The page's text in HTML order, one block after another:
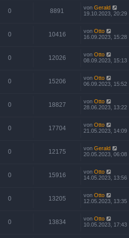
0 8891 von Gerald
19.10.2023, 20:29
0 10416 von Otto
16.09.2023, 15:28
0 12026 von Otto
08.09.2023, 15:13
0 15206 von Otto
06.09.2023, 15:52
0 18827 von Otto
28.06.2023, 13:22
0 17704 von Otto
21.05.2023, 14:09
0 12175 von Gerald
20.05.2023, 06:08
0 15916 von Otto
14.05.2023, 13:56
0 13205 von Otto
12.05.2023, 13:35
0 13834 von Otto
10.05.2023, 17:43